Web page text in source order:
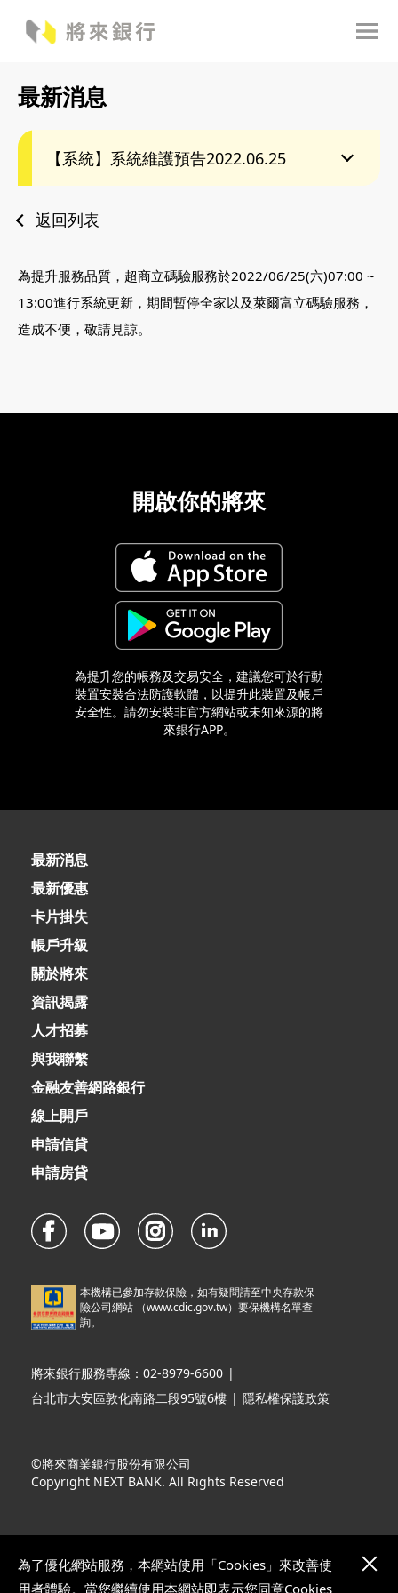
為了優化網站服務，本網站使用「Cookies」來改善使
用者體驗。當您繼續使用本網站即表示您同意Cookies
最新消息
【系統】系統維護預告2022.06.25
返回列表
為提升服務品質，超商立碼驗服務於2022/06/25(六)07:00 ~
13:00進行系統更新，期間暫停全家以及萊爾富立碼驗服務，
造成不便，敬請見諒。
開啟你的將來
為提升您的帳務及交易安全，建議您可於行動
裝置安裝合法防護軟體，以提升此裝置及帳戶
安全性。請勿安裝非官方網站或未知來源的將
來銀行APP。
最新消息
最新優惠
卡片掛失
帳戶升級
關於將來
資訊揭露
人才招募
與我聯繫
金融友善網路銀行
線上開戶
申請信貸
申請房貸
本機構已參加存款保險，如有疑問請至中央存款保
險公司網站 （www.cdic.gov.tw）要保機構名單查
詢。
將來銀行服務專線：02-8979-6600 |
台北市大安區敦化南路二段95號6樓 | 隱私權保護政策
©將來商業銀行股份有限公司
Copyright NEXT BANK. All Rights Reserved